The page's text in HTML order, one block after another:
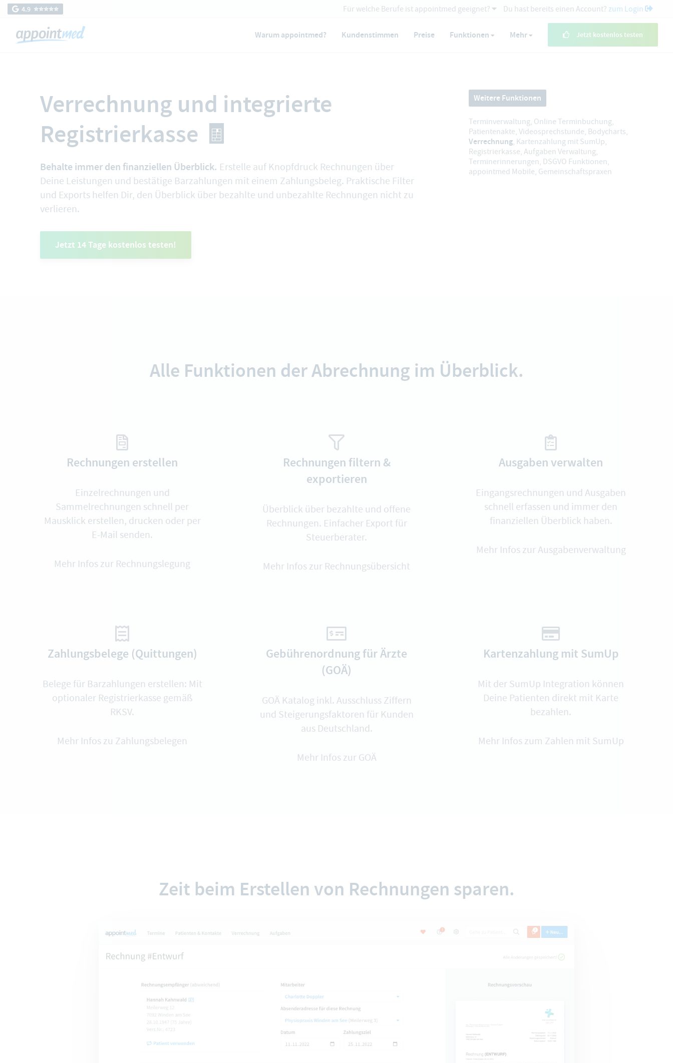
4.9 ⭐️⭐️⭐️⭐️⭐️ Für welche Berufe ist appointmed geeignet? Du hast bereits einen Account? zum Login
Warum appointmed? Kundenstimmen Preise Funktionen Mehr Jetzt kostenlos testen
Verrechnung und integrierte
Registrierkasse 🧾
Behalte immer den finanziellen Überblick. Erstelle auf Knopfdruck Rechnungen über
Deine Leistungen und bestätige Barzahlungen mit einem Zahlungsbeleg. Praktische Filter
und Exports helfen Dir, den Überblick über bezahlte und unbezahlte Rechnungen nicht zu
verlieren.
Jetzt 14 Tage kostenlos testen!
Weitere Funktionen
Terminverwaltung, Online Terminbuchung,
Patientenakte, Videosprechstunde, Bodycharts,
Verrechnung, Kartenzahlung mit SumUp,
Registrierkasse, Aufgaben Verwaltung,
Terminerinnerungen, DSGVO Funktionen,
appointmed Mobile, Gemeinschaftspraxen
Alle Funktionen der Abrechnung im Überblick.
Rechnungen erstellen
Einzelrechnungen und
Sammelrechnungen schnell per
Mausklick erstellen, drucken oder per
E-Mail senden.
Mehr Infos zur Rechnungslegung
Rechnungen filtern &
exportieren
Überblick über bezahlte und offene
Rechnungen. Einfacher Export für
Steuerberater.
Mehr Infos zur Rechnungsübersicht
Ausgaben verwalten
Eingangsrechnungen und Ausgaben
schnell erfassen und immer den
finanziellen Überblick haben.
Mehr Infos zur Ausgabenverwaltung
Zahlungsbelege (Quittungen)
Belege für Barzahlungen erstellen: Mit
optionaler Registrierkasse gemäß
RKSV.
Mehr Infos zu Zahlungsbelegen
Gebührenordnung für Ärzte
(GOÄ)
GOÄ Katalog inkl. Ausschluss Ziffern
und Steigerungsfaktoren für Kunden
aus Deutschland.
Mehr Infos zur GOÄ
Kartenzahlung mit SumUp
Mit der SumUp Integration können
Deine Patienten direkt mit Karte
bezahlen.
Mehr Infos zum Zahlen mit SumUp
Zeit beim Erstellen von Rechnungen sparen.